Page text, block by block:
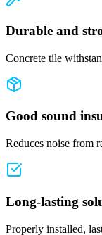
Durable and
Concrete tile
Good sound
Reduces noise from
Long-lasting
Properly installed,